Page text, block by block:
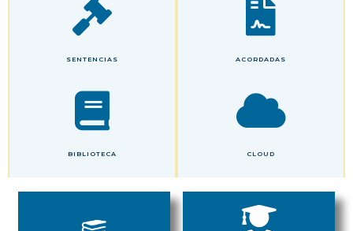
SENTENCIAS ACORDADAS
BIBLIOTECA CLOUD